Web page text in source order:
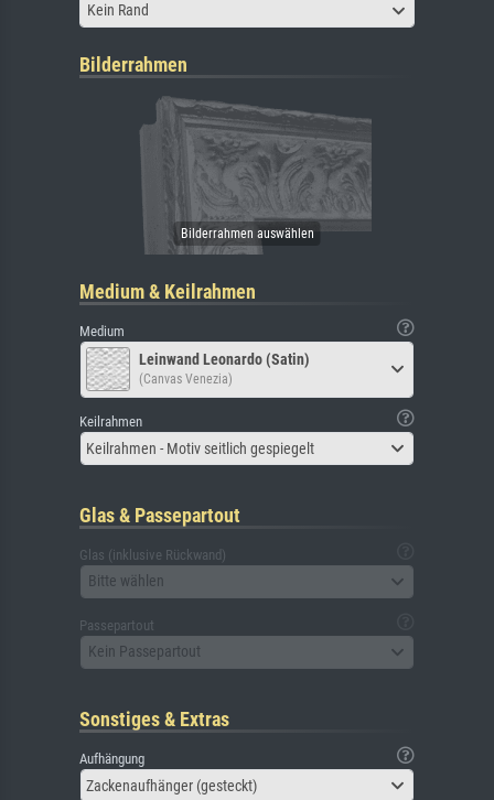
Kein Rand
Bilderrahmen
Medium & Keilrahmen
Medium
Leinwand Leonardo (Satin)
(Canvas Venezia)
Keilrahmen
Keilrahmen - Motiv seitlich gespiegelt
Glas & Passepartout
Glas (inklusive Rückwand)
Bitte wählen
Passepartout
Kein Passepartout
Sonstiges & Extras
Aufhängung
Zackenaufhänger (gesteckt)